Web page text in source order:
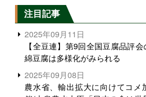
注目記事
2025年09月11日
【全豆連】第9回全国豆腐品評
綿豆腐は多様化がみられる
2025年09月08日
農水省、輸出拡大に向けてコメ